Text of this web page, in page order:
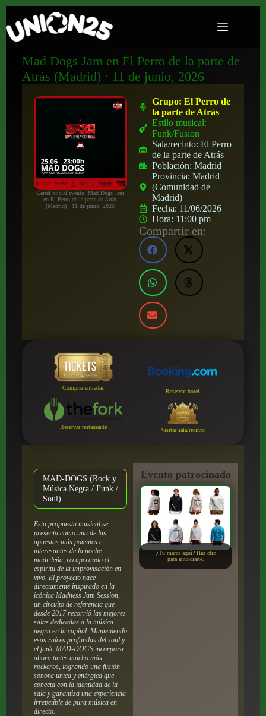
Mad Dogs Jam en El Perro de la parte de
Atrás (Madrid) · 11 de junio, 2026
Cartel oficial evento: Mad Dogs Jam
en El Perro de la parte de Atrás
(Madrid) · 11 de junio, 2026
Grupo:El Perro de
la parte de Atrás
Estilo musical:
Funk/Fusion
Sala/recinto:El Perro
de la parte de Atrás
Población:Madrid
Provincia:Madrid
(Comunidad de
Madrid)
Fecha: 11/06/2026
Hora: 11:00 pm
Compartir en:
Comprar entradas
Reservar hotel
Reservar restaurante Visitar sala/recinto
MAD-DOGS (Rock y
Música Negra / Funk /
Soul)
Esta propuesta musical se
presenta como una de las
apuestas más potentes e
interesantes de la noche
madrileña, recuperando el
espíritu de la improvisación en
vivo. El proyecto nace
directamente inspirado en la
icónica Madness Jam Session,
un circuito de referencia que
desde 2017 recorrió las mejores
salas dedicadas a la música
negra en la capital. Manteniendo
esas raíces profundas del soul y
el funk, MAD-DOGS incorpora
ahora tintes mucho más
rockeros, logrando una fusión
sonora única y enérgica que
conecta con la identidad de la
sala y garantiza una experiencia
irrepetible de pura música en
directo.
Evento patrocinado
por:
¿Tu marca aquí? Haz clic
para anunciarte.